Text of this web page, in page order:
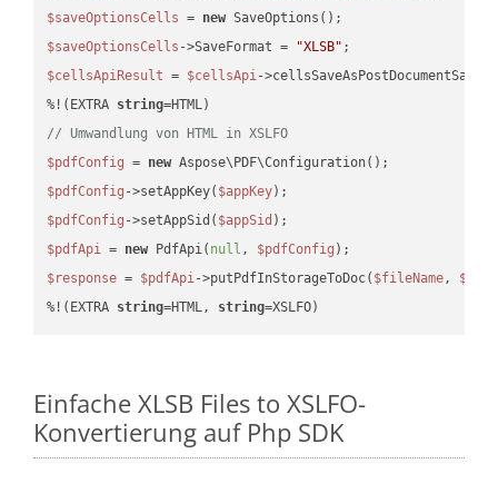
$saveOptionsCells = new
$saveOptionsCells ->SaveFormat = "XLSB"
$cellsApiResult = $cellsApi-
%!(EXTRA string
// Umwandlung von HTML in XSLFO
$pdfConfig = new
$pdfConfig ->setAppKey( $appKey
$pdfConfig ->setAppSid( $appSid
$pdfApi = new PdfApi( null , $pdfConfig
$response = $pdfApi->putPdfInStorageToDoc( $fileName,
%!(EXTRA string=HTML, string=XSLFO)
Einfache XLSB Files to XSLFO-
Konvertierung auf Php SDK